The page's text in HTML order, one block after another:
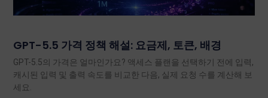
GPT-5.5 가격 정책 해설: 요금제, 토큰, 배경
GPT-5.5의 가격은 얼마인가요? 액세스 플랜을 선택하기 전에 입력,
캐시된 입력 및 출력 속도를 비교한 다음, 실제 요청 수를 계산해 보
세요.